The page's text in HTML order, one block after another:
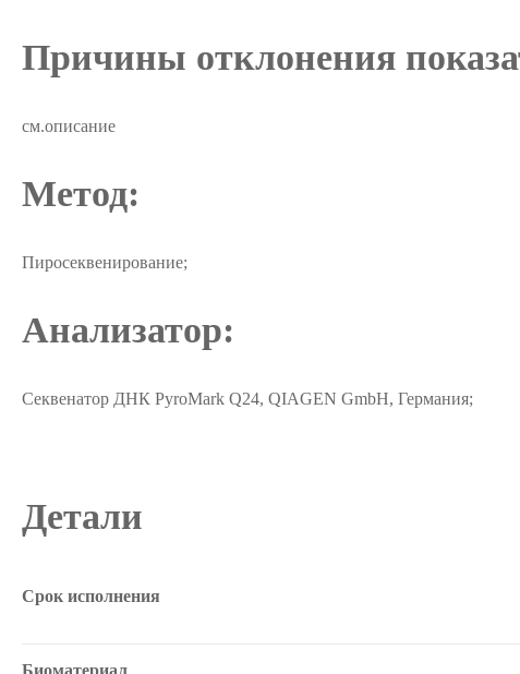
Причины отклонения
см.описание
Метод:
Пиросеквенирование;
Анализатор:
Секвенатор ДНК PyroMark Q24, QIAGEN GmbH, Германия;
Детали
Срок исполнения
Биоматериал